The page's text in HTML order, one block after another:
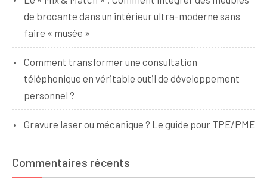
de brocante dans un intérieur ultra-moderne sans
faire « musée »
Comment transformer une consultation
téléphonique en véritable outil de développement
personnel ?
Gravure laser ou mécanique ? Le guide pour TPE/PME
Commentaires récents